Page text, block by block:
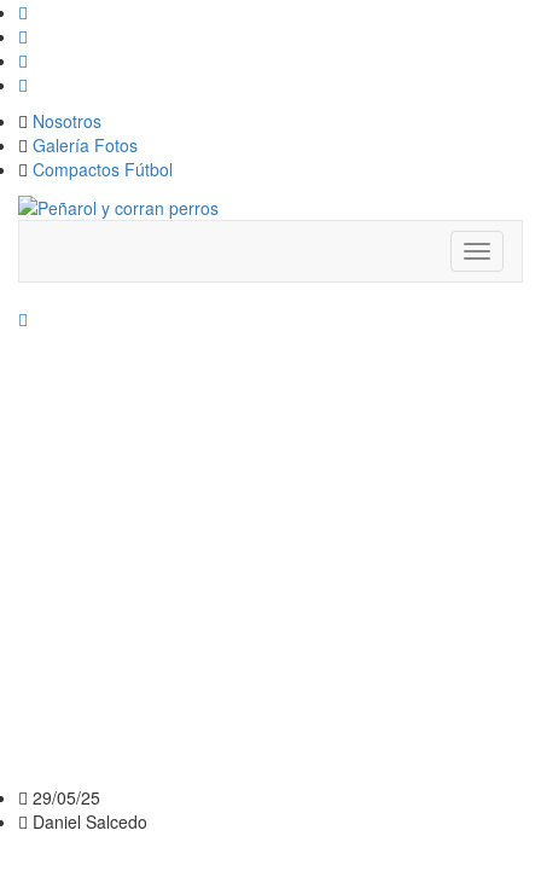
Nosotros
Galería Fotos
Compactos Fútbol
Toggle
29/05/25
Daniel Salcedo